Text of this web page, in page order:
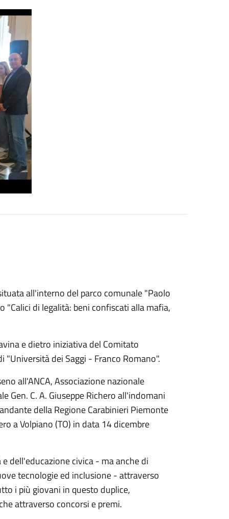
all'interno del parco comunale "Paolo
"Calici di legalità: beni confiscati alla mafia,
e dietro iniziativa del Comitato
dei Saggi - Franco Romano".
all'ANCA, Associazione nazionale
Gen. C. A. Giuseppe Richero all'indomani
della Regione Carabinieri Piemonte
a Volpiano (TO) in data 14 dicembre
dell'educazione civica - ma anche di
tecnologie ed inclusione - attraverso
i più giovani in questo duplice,
attraverso concorsi e premi.